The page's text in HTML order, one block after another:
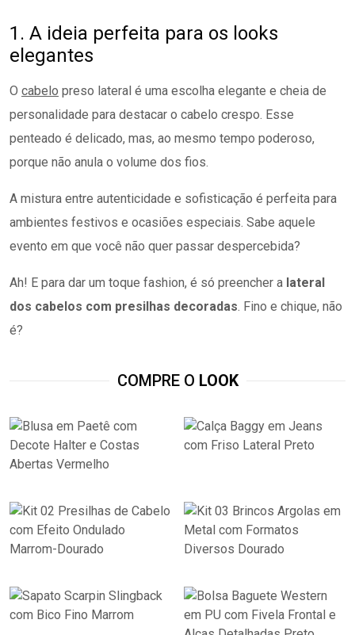
1. A ideia perfeita para os looks
elegantes
O cabelo preso lateral é uma escolha elegante e cheia de
personalidade para destacar o cabelo crespo. Esse
penteado é delicado, mas, ao mesmo tempo poderoso,
porque não anula o volume dos fios.
A mistura entre autenticidade e sofisticação é perfeita para
ambientes festivos e ocasiões especiais. Sabe aquele
evento em que você não quer passar despercebida?
Ah! E para dar um toque fashion, é só preencher a lateral
dos cabelos com presilhas decoradas. Fino e chique, não
é?
COMPRE O LOOK